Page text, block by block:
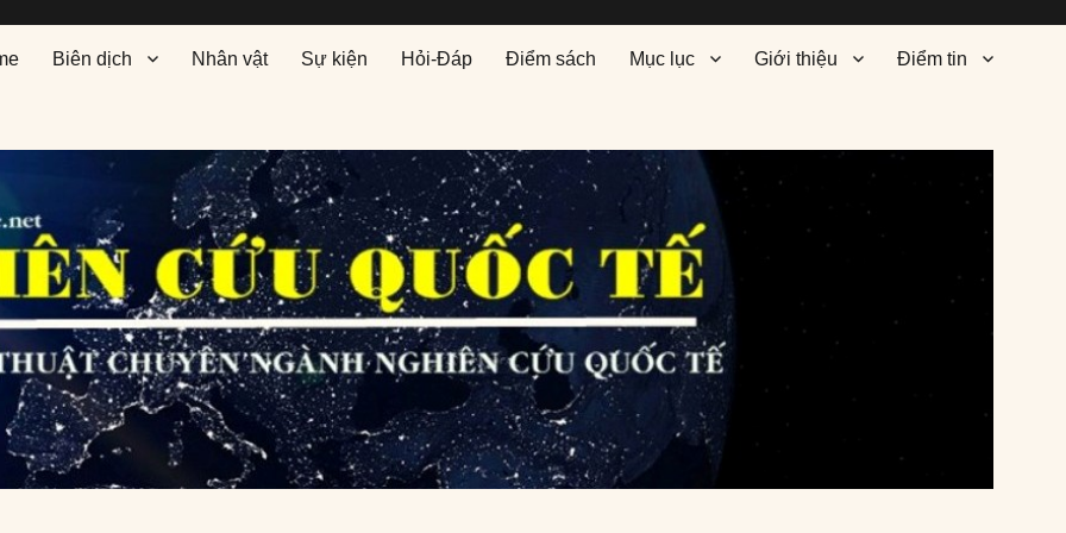
Biên dịch Nhân vật Sự kiện Hỏi-Đáp Điểm sách Mục lục Giới thiệu Điểm tin